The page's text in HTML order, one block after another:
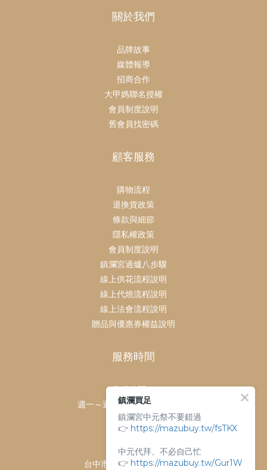
關於我們
品牌故事
媒體報導
招商合作
大甲媽聯名授權
會員制度說明
舊會員找密碼
顧客服務
購物流程
退換貨政策
條款與細節
隱私權政策
會員制度說明
鎮瀾宮過爐八步驟
線上供花流程說明
線上代燒流程說明
線上法會流程說明
贈品與優惠券權益說明
服務時間
客服時間：
週一～週日 上午9點～下午6點
客服電話：
04-26763688
門市地址：
台中市大甲區順天路238號
鎮瀾買足
鎮瀾宮中元祭不要錯過
👉 https://mazubuy.tw/fsTKX
中元代拜、不必自己忙
👉 https://mazubuy.tw/Gur1W